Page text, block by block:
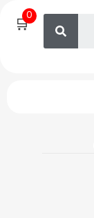
🛒0